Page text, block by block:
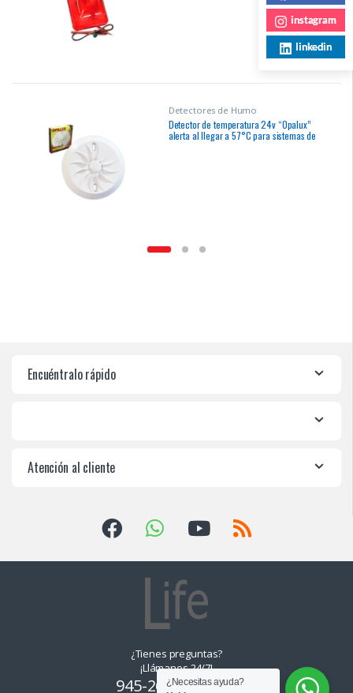
Detectores de Humo
Detector de temperatura 24v “Opalux”
alerta al llegar a 57°C para sistemas de
Encuéntralo rápido
Atención al cliente
¿Tienes preguntas?
¡Llámanos 24/7!
945-265550, 955-
instagram
linkedin
¿Necesitas ayuda?